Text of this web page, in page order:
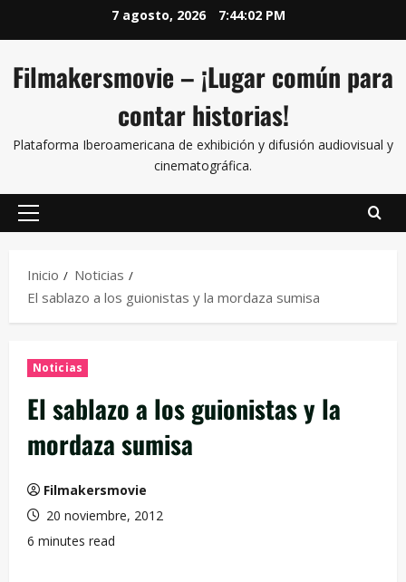
7 agosto, 2026 7:44:02 PM
Filmakersmovie – ¡Lugar común para
contar historias!
Plataforma Iberoamericana de exhibición y difusión audiovisual y
cinematográfica.
Inicio
Noticias
El sablazo a los guionistas y la mordaza sumisa
Noticias
El sablazo a los guionistas y la
mordaza sumisa
Filmakersmovie
20 noviembre, 2012
6 minutes read